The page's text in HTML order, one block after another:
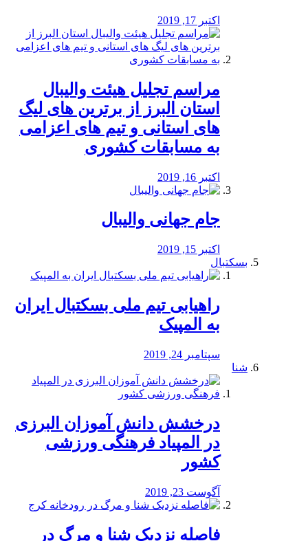
اکتبر 17, 2019
مراسم تجلیل هیئت والیبال
استان البرز از برترین های لیگ
های استانی و تیم های اعزامی
به مسابقات کشوری
اکتبر 16, 2019
جام جهانی والیبال
اکتبر 15, 2019
بسکتبال
راهیابی تیم ملی بسکتبال ایران
به المپیک
سپتامبر 24, 2019
شنا
درخشش دانش آموزان البرزی
در المپیاد فرهنگی ورزشی
کشور
آگوست 23, 2019
️فاصله نزدیک شنا و مرگ در